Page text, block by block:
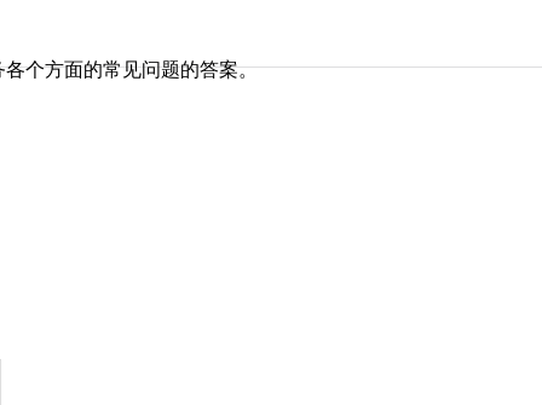
个方面的常见问题的答案。